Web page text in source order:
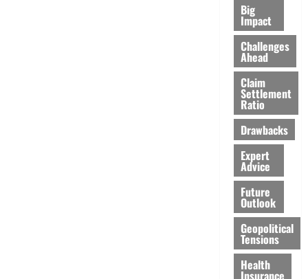
Big
Impact
Challenges
Ahead
Claim
Settlement
Ratio
Drawbacks
Expert
Advice
Future
Outlook
Geopolitical
Tensions
Health
Insurance